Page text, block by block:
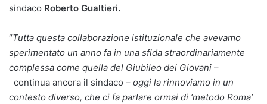
sindaco Roberto Gualtieri.
“Tutta questa collaborazione istituzionale che avevamo
sperimentato un anno fa in una sfida straordinariamente
complessa come quella del Giubileo dei Giovani –
continua ancora il sindaco – oggi la rinnoviamo in un
contesto diverso, che ci fa parlare ormai di ‘metodo Roma’